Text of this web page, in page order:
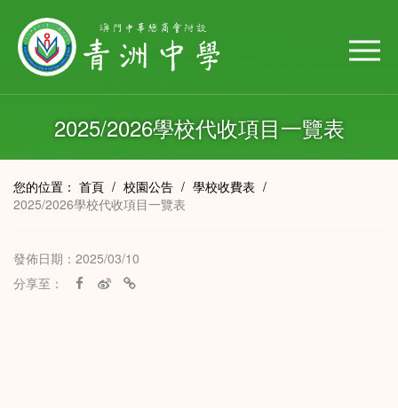
2025/2026學校代收項目一覽表
您的位置： 首頁 / 校園公告 / 學校收費表 /
2025/2026學校代收項目一覽表
發佈日期：2025/03/10
分享至：